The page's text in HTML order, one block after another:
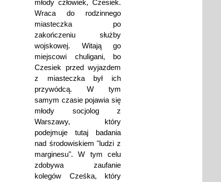
młody człowiek, Czesiek.
Wraca do rodzinnego
miasteczka po
zakończeniu służby
wojskowej. Witają go
miejscowi chuligani, bo
Czesiek przed wyjazdem
z miasteczka był ich
przywódcą. W tym
samym czasie pojawia się
młody socjolog z
Warszawy, który
podejmuje tutaj badania
nad środowiskiem "ludzi z
marginesu". W tym celu
zdobywa zaufanie
kolegów Cześka, który